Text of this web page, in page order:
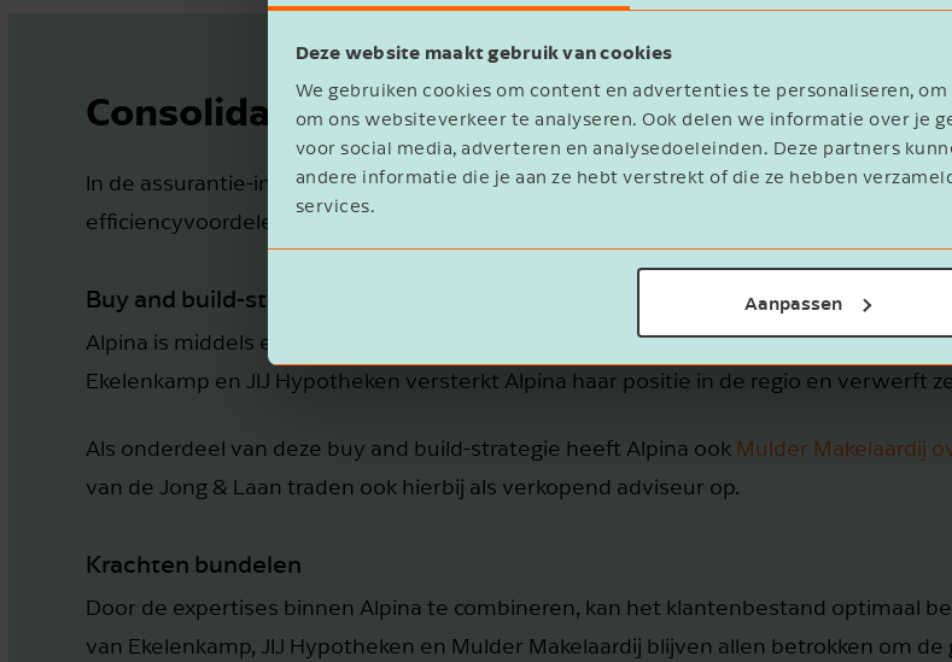
Deze website maakt gebruik van cookies
We gebruiken cookies om content en advertenties te personaliseren,
om ons websiteverkeer te analyseren. Ook delen we informatie over je
voor social media, adverteren en analysedoeleinden. Deze partners
andere informatie die je aan ze hebt verstrekt of die ze hebben
services.
Aanpassen
Consolidatieslag
In de assurantie-intermediairsmarkt is jaren geleden een consolidatieslag in gang
efficiencyvoordelen zijn daarbij belangrijk om te kunnen blijven groeien en innoveren.
Buy and build-strategie
Alpina is middels een ‘buy and build-strategie’ een actieve speler in deze
Ekelenkamp en JIJ Hypotheken versterkt Alpina haar positie in de regio en verwerft
Als onderdeel van deze buy and build-strategie heeft Alpina ook Mulder Makelaardij
van de Jong & Laan traden ook hierbij als verkopend adviseur op.
Krachten bundelen
Door de expertises binnen Alpina te combineren, kan het klantenbestand optimaal
van Ekelenkamp, JIJ Hypotheken en Mulder Makelaardij blijven allen betrokken om